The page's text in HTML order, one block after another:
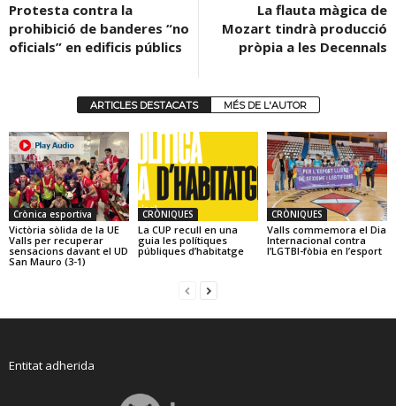
Protesta contra la
prohibició de banderes “no
oficials” en edificis públics
La flauta màgica de
Mozart tindrà producció
pròpia a les Decennals
ARTICLES DESTACATS MÉS DE L'AUTOR
Crònica esportiva
Victòria sòlida de la UE
Valls per recuperar
sensacions davant el UD
San Mauro (3-1)
CRÒNIQUES
La CUP recull en una
guia les polítiques
públiques d’habitatge
CRÒNIQUES
Valls commemora el Dia
Internacional contra
l’LGTBI-fòbia en l’esport
Entitat adherida